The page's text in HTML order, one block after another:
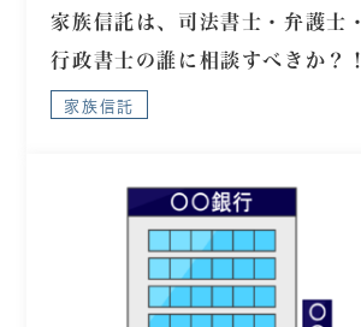
家族信託は、司法書士・弁護士・
行政書士の誰に相談すべきか？！
家族信託